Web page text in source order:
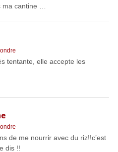
cantine …
tentante, elle accepte les
de me nourrir avec du riz!!c’est
dis !!